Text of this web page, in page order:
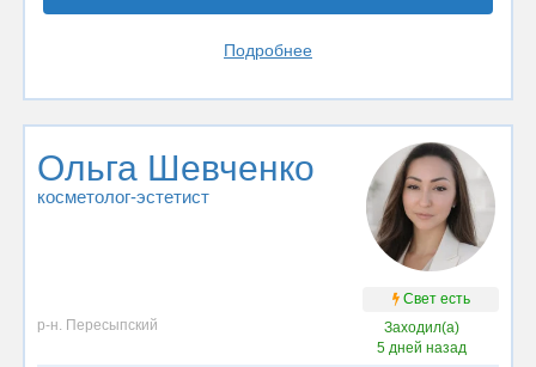
Подробнее
Ольга Шевченко
косметолог-эстетист
Свет есть
р-н. Пересыпский
Заходил(а)
5 дней назад